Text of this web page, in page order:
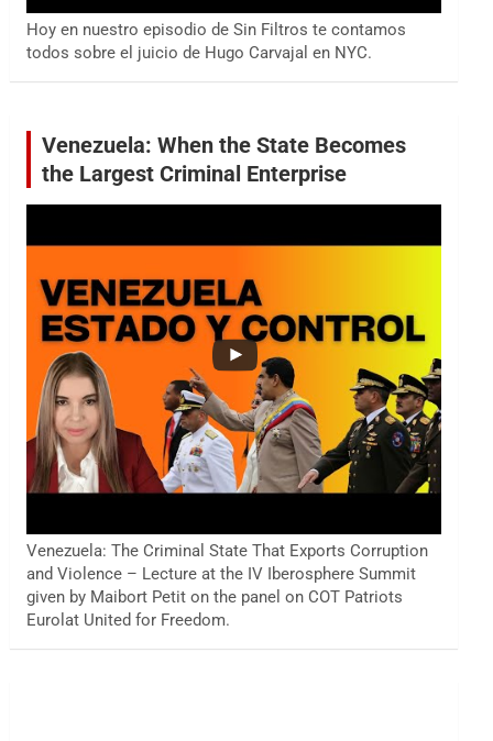
Hoy en nuestro episodio de Sin Filtros te contamos
todos sobre el juicio de Hugo Carvajal en NYC.
Venezuela: When the State Becomes
the Largest Criminal Enterprise
Venezuela: The Criminal State That Exports Corruption
and Violence – Lecture at the IV Iberosphere Summit
given by Maibort Petit on the panel on COT Patriots
Eurolat United for Freedom.